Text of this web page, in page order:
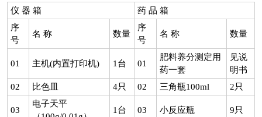
仪 器 箱
药 品 箱
序
号
名 称 数量
序
号
名 称 数量
01 主机(内置打印机) 1台 01
肥料养分测定用
药一套
见说
明书
02
比色皿 4只 02 三角瓶100ml 2只
03
电子天平
1台 03 小反应瓶 9只